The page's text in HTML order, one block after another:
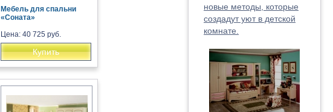
новые методы, которые
создадут уют в детской
комнате.
Мебель для спальни
«Соната»
Цена: 40 725 руб.
Купить